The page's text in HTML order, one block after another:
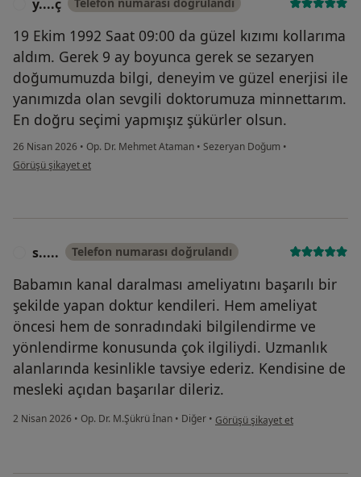
y....ç
19 Ekim 1992 Saat 09:00 da güzel kızımı kollarıma
aldım. Gerek 9 ay boyunca gerek se sezaryen
doğumumuzda bilgi, deneyim ve güzel enerjisi ile
yanımızda olan sevgili doktorumuza minnettarım.
En doğru seçimi yapmışız şükürler olsun.
26 Nisan 2026 • Op. Dr. Mehmet Ataman • Sezeryan Doğum •
kullanıcının görüşüne göre y....ç
Görüşü şikayet et
s..... Telefon numarası doğrulandı
Babamın kanal daralması ameliyatını başarılı bir
şekilde yapan doktur kendileri. Hem ameliyat
öncesi hem de sonradındaki bilgilendirme ve
yönlendirme konusunda çok ilgiliydi. Uzmanlık
alanlarında kesinlikle tavsiye ederiz. Kendisine de
mesleki açıdan başarılar dileriz.
2 Nisan 2026 • Op. Dr. M.Şükrü İnan • Diğer • kullanıcının görüşüne göre s.....
Görüşü şikayet et